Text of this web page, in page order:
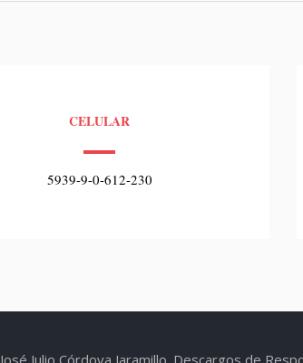
CELULAR
5939-9-0-612-230
José Julio Córdova Jaramillo. Descargos de